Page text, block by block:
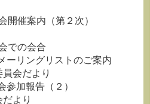
催案内（第２次）
手の会
の会合
リングリストのご案内
会だより
加報告（２）
より